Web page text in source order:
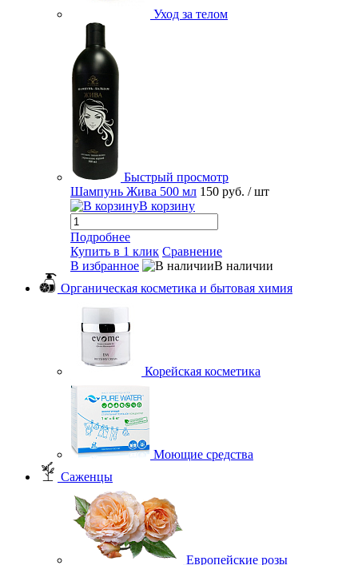
Уход за телом
Быстрый просмотр
Шампунь Жива 500 мл 150 руб. / шт
В корзину
Подробнее
Купить в 1 клик Сравнение
В избранное
В наличии
Органическая косметика и бытовая химия
Корейская косметика
Моющие средства
Саженцы
Европейские розы